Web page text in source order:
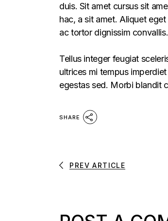
duis. Sit amet cursus sit
hac, a sit amet. Aliquet
ac tortor dignissim convallis.
Tellus integer feugiat
ultrices mi tempus
egestas sed. Morbi blandit
SHARE
PREV ARTICLE